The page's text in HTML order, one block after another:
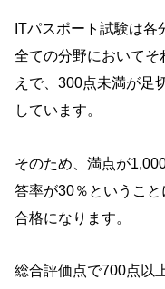
ITパスポート試験は各
全ての分野においてそ
えで、300点未満が足
しています。
そのため、満点が
答率が30％というこ
合格になります。
総合評価点で700点以